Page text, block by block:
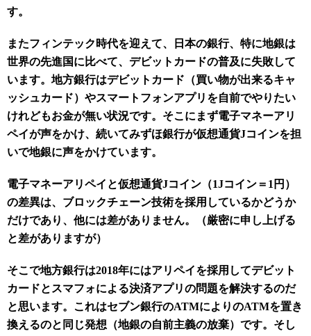
す。
またフィンテック時代を迎えて、日本の銀行、特に地銀は
世界の先進国に比べて、デビットカードの普及に失敗して
います。地方銀行はデビットカード（買い物が出来るキャ
ッシュカード）やスマートフォンアプリを自前でやりたい
けれどもお金が無い状況です。そこにまず電子マネーアリ
ペイが声をかけ、続いてみずほ銀行が仮想通貨Jコインを担
いで地銀に声をかけています。
電子マネーアリペイと仮想通貨Jコイン（1Jコイン＝ 1 円）
の差異は、ブロックチェーン技術を採用しているかどうか
だけであり、他には差がありません。（厳密に申し上げる
と差がありますが）
そこで地方銀行は2018年にはアリペイを採用してデビット
カードとスマフォによる決済アプリの問題を解決するのだ
と思います。これはセブン銀行のATMによりのATMを置き
換えるのと同じ発想（地銀の自前主義の放棄）です。そし